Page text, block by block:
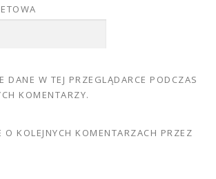
DANE W TEJ PRZEGLĄDARCE PODCZAS
KOMENTARZY.
KOLEJNYCH KOMENTARZACH PRZEZ